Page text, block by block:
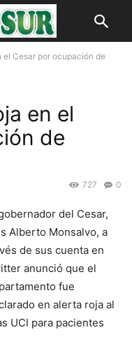
el Cesar por ocupación de
en el
de
0
727
del Cesar,
Alberto Monsalvo, a
de sus cuenta en
anunció que el
fue
en alerta roja al
UCI para pacientes